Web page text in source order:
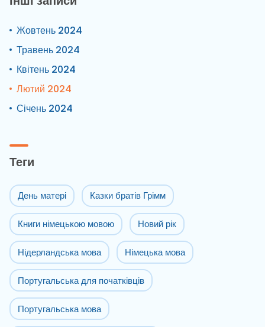
Жовтень 2024
Травень 2024
Квітень 2024
Лютий 2024
Січень 2024
Теги
День матері Казки братів Грімм
Книги німецькою мовою Новий рік
Нідерландська мова Німецька мова
Португальська для початківців
Португальська мова